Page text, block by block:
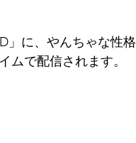
」に、やんちゃな性格
ムで配信されます。